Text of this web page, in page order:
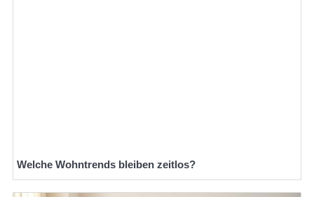
Welche Wohntrends bleiben zeitlos?